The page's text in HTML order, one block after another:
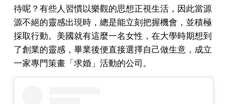
待呢？有些人習慣以樂觀的思想正視生活，因此當源
源不絕的靈感出現時，總是能立刻把握機會，並積極
採取行動。美國就有這麼一名女性，在大學時期想到
了創業的靈感，畢業後便直接選擇自己做生意，成立
一家專門策畫「求婚」活動的公司。